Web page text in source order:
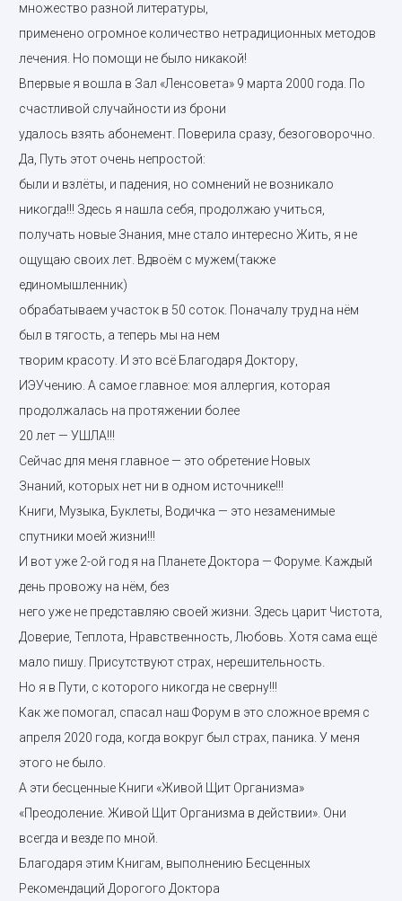
множество разной литературы,
применено огромное количество нетрадиционных методов
лечения. Но помощи не было никакой!
Впервые я вошла в Зал «Ленсовета» 9 марта 2000 года. По
счастливой случайности из брони
удалось взять абонемент. Поверила сразу, безоговорочно.
Да, Путь этот очень непростой:
были и взлёты, и падения, но сомнений не возникало
никогда!!! Здесь я нашла себя, продолжаю учиться,
получать новые Знания, мне стало интересно Жить, я не
ощущаю своих лет. Вдвоём с мужем(также
единомышленник)
обрабатываем участок в 50 соток. Поначалу труд на нём
был в тягость, а теперь мы на нем
творим красоту. И это всё Благодаря Доктору,
ИЭУчению. А самое главное: моя аллергия, которая
продолжалась на протяжении более
20 лет — УШЛА!!!
Сейчас для меня главное — это обретение Новых
Знаний, которых нет ни в одном источнике!!!
Книги, Музыка, Буклеты, Водичка — это незаменимые
спутники моей жизни!!!
И вот уже 2-ой год я на Планете Доктора — Форуме. Каждый
день провожу на нём, без
него уже не представляю своей жизни. Здесь царит Чистота,
Доверие, Теплота, Нравственность, Любовь. Хотя сама ещё
мало пишу. Присутствуют страх, нерешительность.
Но я в Пути, с которого никогда не сверну!!!
Как же помогал, спасал наш Форум в это сложное время с
апреля 2020 года, когда вокруг был страх, паника. У меня
этого не было.
А эти бесценные Книги «Живой Щит Организма»
«Преодоление. Живой Щит Организма в действии». Они
всегда и везде по мной.
Благодаря этим Книгам, выполнению Бесценных
Рекомендаций Дорогого Доктора